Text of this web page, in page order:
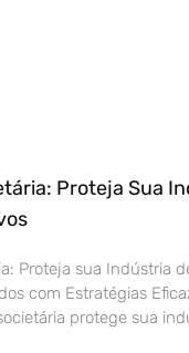
Proteja Sua
Proteja sua Indústria
com Estratégias
protege sua